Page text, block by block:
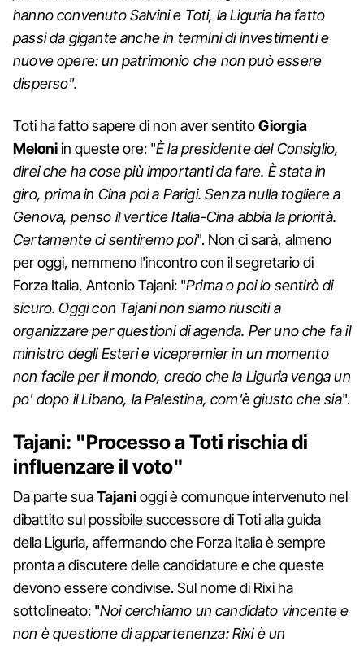
hanno convenuto Salvini e Toti, la Liguria ha fatto
passi da gigante anche in termini di investimenti e
nuove opere: un patrimonio che non può essere
disperso".
Toti ha fatto sapere di non aver sentitoGiorgia
Meloniin queste ore: "È la presidente del Consiglio,
direi che ha cose più importanti da fare. È stata in
giro, prima in Cina poi a Parigi. Senza nulla togliere a
Genova, penso il vertice Italia-Cina abbia la priorità.
Certamente ci sentiremo poi". Non ci sarà, almeno
per oggi, nemmeno l'incontro con il segretario di
Forza Italia, Antonio Tajani: "Prima o poi lo sentirò di
sicuro. Oggi con Tajani non siamo riusciti a
organizzare per questioni di agenda. Per uno che fa il
ministro degli Esteri e vicepremier in un momento
non facile per il mondo, credo che la Liguria venga un
po' dopo il Libano, la Palestina, com'è giusto che sia".
Tajani: "Processo a Toti rischia di
influenzare il voto"
Da parte suaTajanioggi è comunque intervenuto nel
dibattito sul possibile successore di Toti alla guida
della Liguria, affermando che Forza Italia è sempre
pronta a discutere delle candidature e che queste
devono essere condivise. Sul nome di Rixi ha
sottolineato: "Noi cerchiamo un candidato vincente e
non è questione di appartenenza: Rixi è un